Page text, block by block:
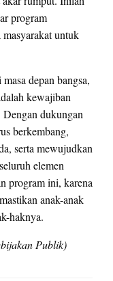
program
masyarakat untuk
depan bangsa,
kewajiban
Dengan dukungan
berkembang,
serta mewujudkan
elemen
program ini, karena
anak-anak
haknya.
Publik)